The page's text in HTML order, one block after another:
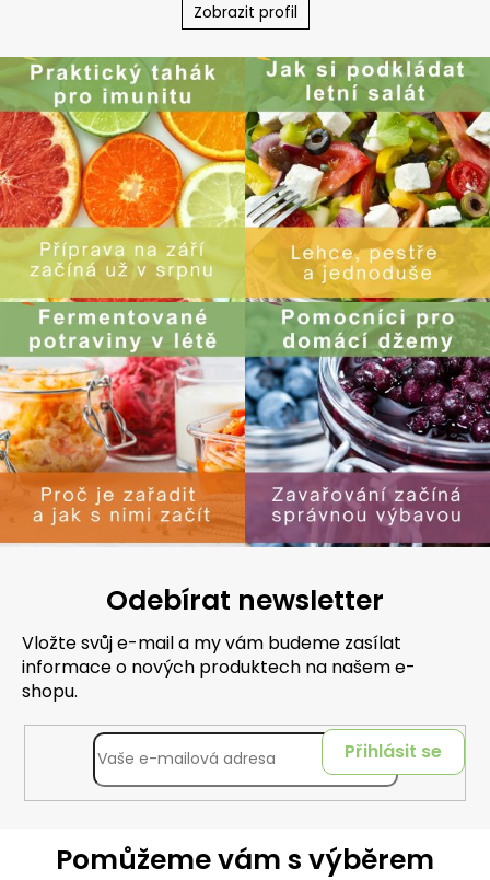
Zobrazit profil
Odebírat newsletter
Vložte svůj e-mail a my vám budeme zasílat
informace o nových produktech na našem e-
shopu.
Přihlásit se
Pomůžeme vám s výběrem